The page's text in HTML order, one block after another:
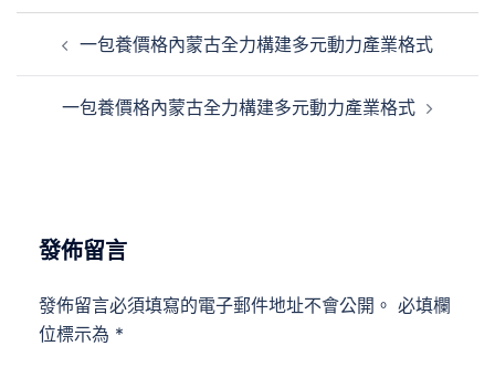
一包養價格內蒙古全力構建多元動力產業格式
一包養價格內蒙古全力構建多元動力產業格式
發佈留言
發佈留言必須填寫的電子郵件地址不會公開。 必填欄
位標示為 *